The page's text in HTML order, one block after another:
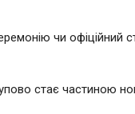
чи офіційний
стає частиною